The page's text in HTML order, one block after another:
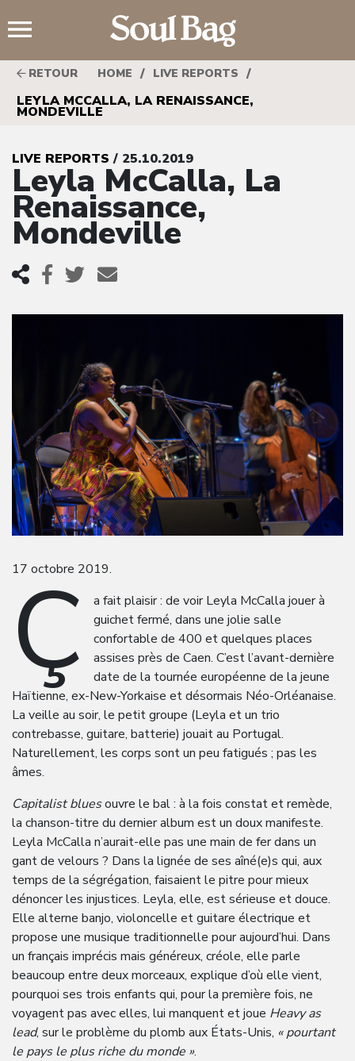
RETOUR HOME / LIVE REPORTS /
LEYLA MCCALLA, LA RENAISSANCE,
MONDEVILLE
LIVE REPORTS / 25.10.2019
Leyla McCalla, La
Renaissance,
Mondeville
17 octobre 2019.
Ç
a fait plaisir : de voir Leyla McCalla jouer à
guichet fermé, dans une jolie salle
confortable de 400 et quelques places
assises près de Caen. C’est l’avant-dernière
date de la tournée européenne de la jeune
Haïtienne, ex-New-Yorkaise et désormais Néo-Orléanaise.
La veille au soir, le petit groupe (Leyla et un trio
contrebasse, guitare, batterie) jouait au Portugal.
Naturellement, les corps sont un peu fatigués ; pas les
âmes.
Capitalist bluesouvre le bal : à la fois constat et remède,
la chanson-titre du dernier album est un doux manifeste.
Leyla McCalla n’aurait-elle pas une main de fer dans un
gant de velours ? Dans la lignée de ses aîné(e)s qui, aux
temps de la ségrégation, faisaient le pitre pour mieux
dénoncer les injustices. Leyla, elle, est sérieuse et douce.
Elle alterne banjo, violoncelle et guitare électrique et
propose une musique traditionnelle pour aujourd’hui. Dans
un français imprécis mais généreux, créole, elle parle
beaucoup entre deux morceaux, explique d’où elle vient,
pourquoi ses trois enfants qui, pour la première fois, ne
voyagent pas avec elles, lui manquent et joue Heavy as
lead, sur le problème du plomb aux États-Unis, « pourtant
le pays le plus riche du monde ».